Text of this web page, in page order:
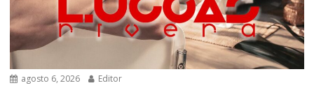
agosto 6, 2026 Editor